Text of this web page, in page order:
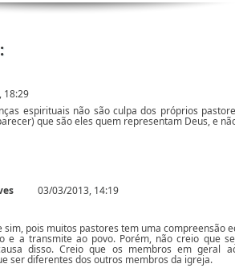
18:29
espirituais não são culpa dos próprios
que são eles quem representam Deus, e
03/03/2013, 14:19
sim, pois muitos pastores tem uma compreensão
e a transmite ao povo. Porém, não creio que
disso. Creio que os membros em geral
ser diferentes dos outros membros da igreja.